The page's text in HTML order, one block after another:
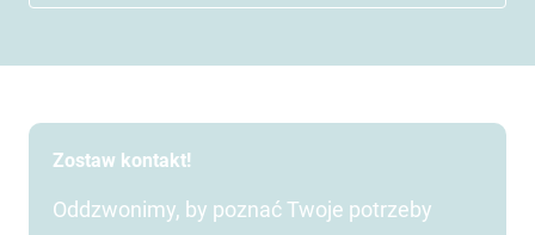
Zostaw kontakt!
Oddzwonimy, by poznać Twoje potrzeby